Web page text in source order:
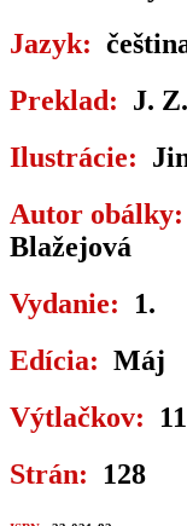
Jazyk:
Preklad: J.
Ilustrácie:
Autor obálky:
Blažejová
Vydanie: 1.
Edícia: Máj
Výtlačkov:
Strán: 128